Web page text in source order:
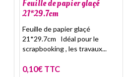
Feuille de papier glaçé
21*29.7cm
Feuille de papier glaçé
21*29.7cm Idéal pour le
scrapbooking , les travaux...
0,10€ TTC